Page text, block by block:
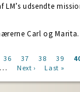
LM’s udsendte
Carl og
Page
36 Page
37 Page
38 Page
39
…
Next
Next ›
Last
Last »